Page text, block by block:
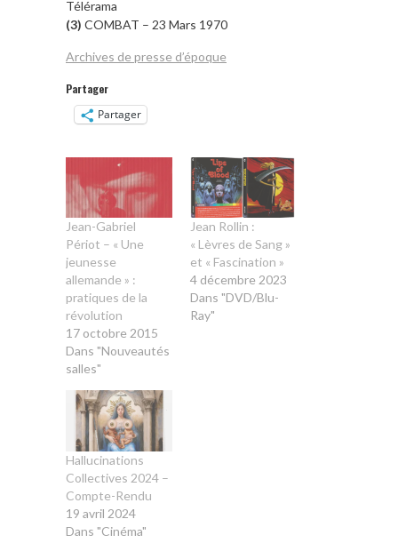
Télérama
(3) COMBAT – 23 Mars 1970
Archives de presse d’époque
Partager
Partager
Jean-Gabriel
Périot – « Une
jeunesse
allemande » :
pratiques de la
révolution
17 octobre 2015
Dans "Nouveautés
salles"
Jean Rollin :
« Lèvres de Sang »
et « Fascination »
4 décembre 2023
Dans "DVD/Blu-
Ray"
Hallucinations
Collectives 2024 –
Compte-Rendu
19 avril 2024
Dans "Cinéma"